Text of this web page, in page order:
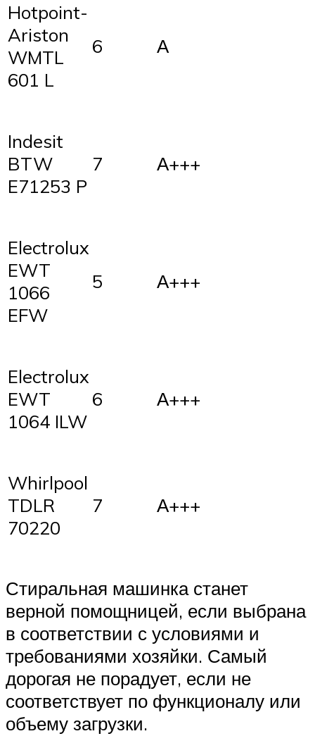
Hotpoint-
Ariston
WMTL
601 L
6 А
Indesit
BTW
E71253 P
7 А+++
Electrolux
EWT
1066
EFW
5 А+++
Electrolux
EWT
1064 ILW
6 А+++
Whirlpool
TDLR
70220
7 А+++
Стиральная машинка станет
верной помощницей, если выбрана
в соответствии с условиями и
требованиями хозяйки. Самый
дорогая не порадует, если не
соответствует по функционалу или
объему загрузки.